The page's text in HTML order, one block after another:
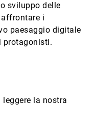
sviluppo delle
i
paesaggio digitale
protagonisti.
la nostra